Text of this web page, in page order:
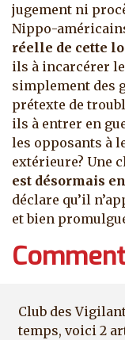
jugement ni
Nippo-
réelle de cette
ils à incarcérer
simplement des
prétexte de
ils à entrer en
les opposants à
extérieure? Une
est désormais
déclare qu’il
et bien
Club des
temps, voici 2